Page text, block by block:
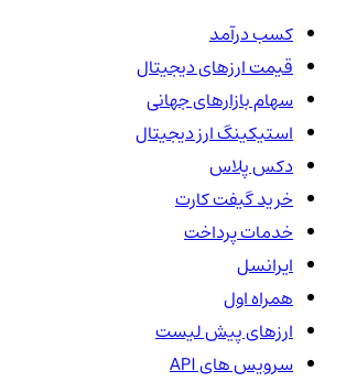
کسب درآمد
قیمت ارزهای دیجیتال
سهام بازارهای جهانی
استیکینگ ارز دیجیتال
دکس پلاس
خرید گیفت کارت
خدمات پرداخت
ایرانسل
همراه اول
ارزهای پیش لیست
سرویس های API